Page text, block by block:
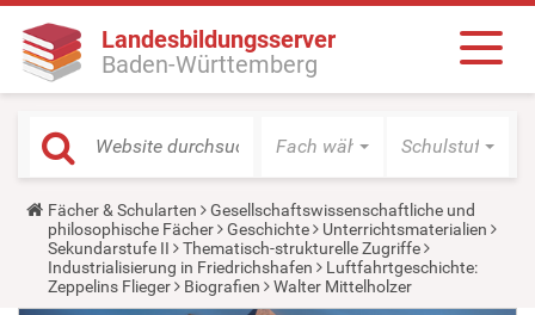
Landesbildungsserver
Baden-Württemberg
Fach wählen Schulstufe
Y
o
u
a
r
e
Fächer & Schularten
Gesellschaftswissenschaftliche und
philosophische Fächer
Geschichte
Unterrichtsmaterialien
Sekundarstufe II
Thematisch-strukturelle Zugriffe
Industrialisierung in Friedrichshafen
Luftfahrtgeschichte:
Zeppelins Flieger
Biografien Walter Mittelholzer